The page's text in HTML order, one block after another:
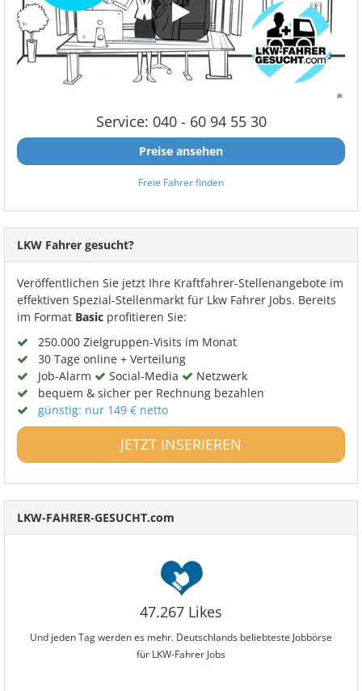
Service: 040 - 60 94 55 30
Preise ansehen
Freie Fahrer finden
LKW Fahrer gesucht?
Veröffentlichen Sie jetzt Ihre Kraftfahrer-Stellenangebote im
effektiven Spezial-Stellenmarkt für Lkw Fahrer Jobs. Bereits
im Format Basic profitieren Sie:
250.000 Zielgruppen-Visits im Monat
30 Tage online + Verteilung
Job-Alarm
Social-Media
Netzwerk
bequem & sicher per Rechnung bezahlen
günstig: nur 149 € netto
JETZT INSERIEREN
LKW-FAHRER-GESUCHT.com
47.267 Likes
Und jeden Tag werden es mehr. Deutschlands beliebteste Jobbörse
für LKW-Fahrer Jobs